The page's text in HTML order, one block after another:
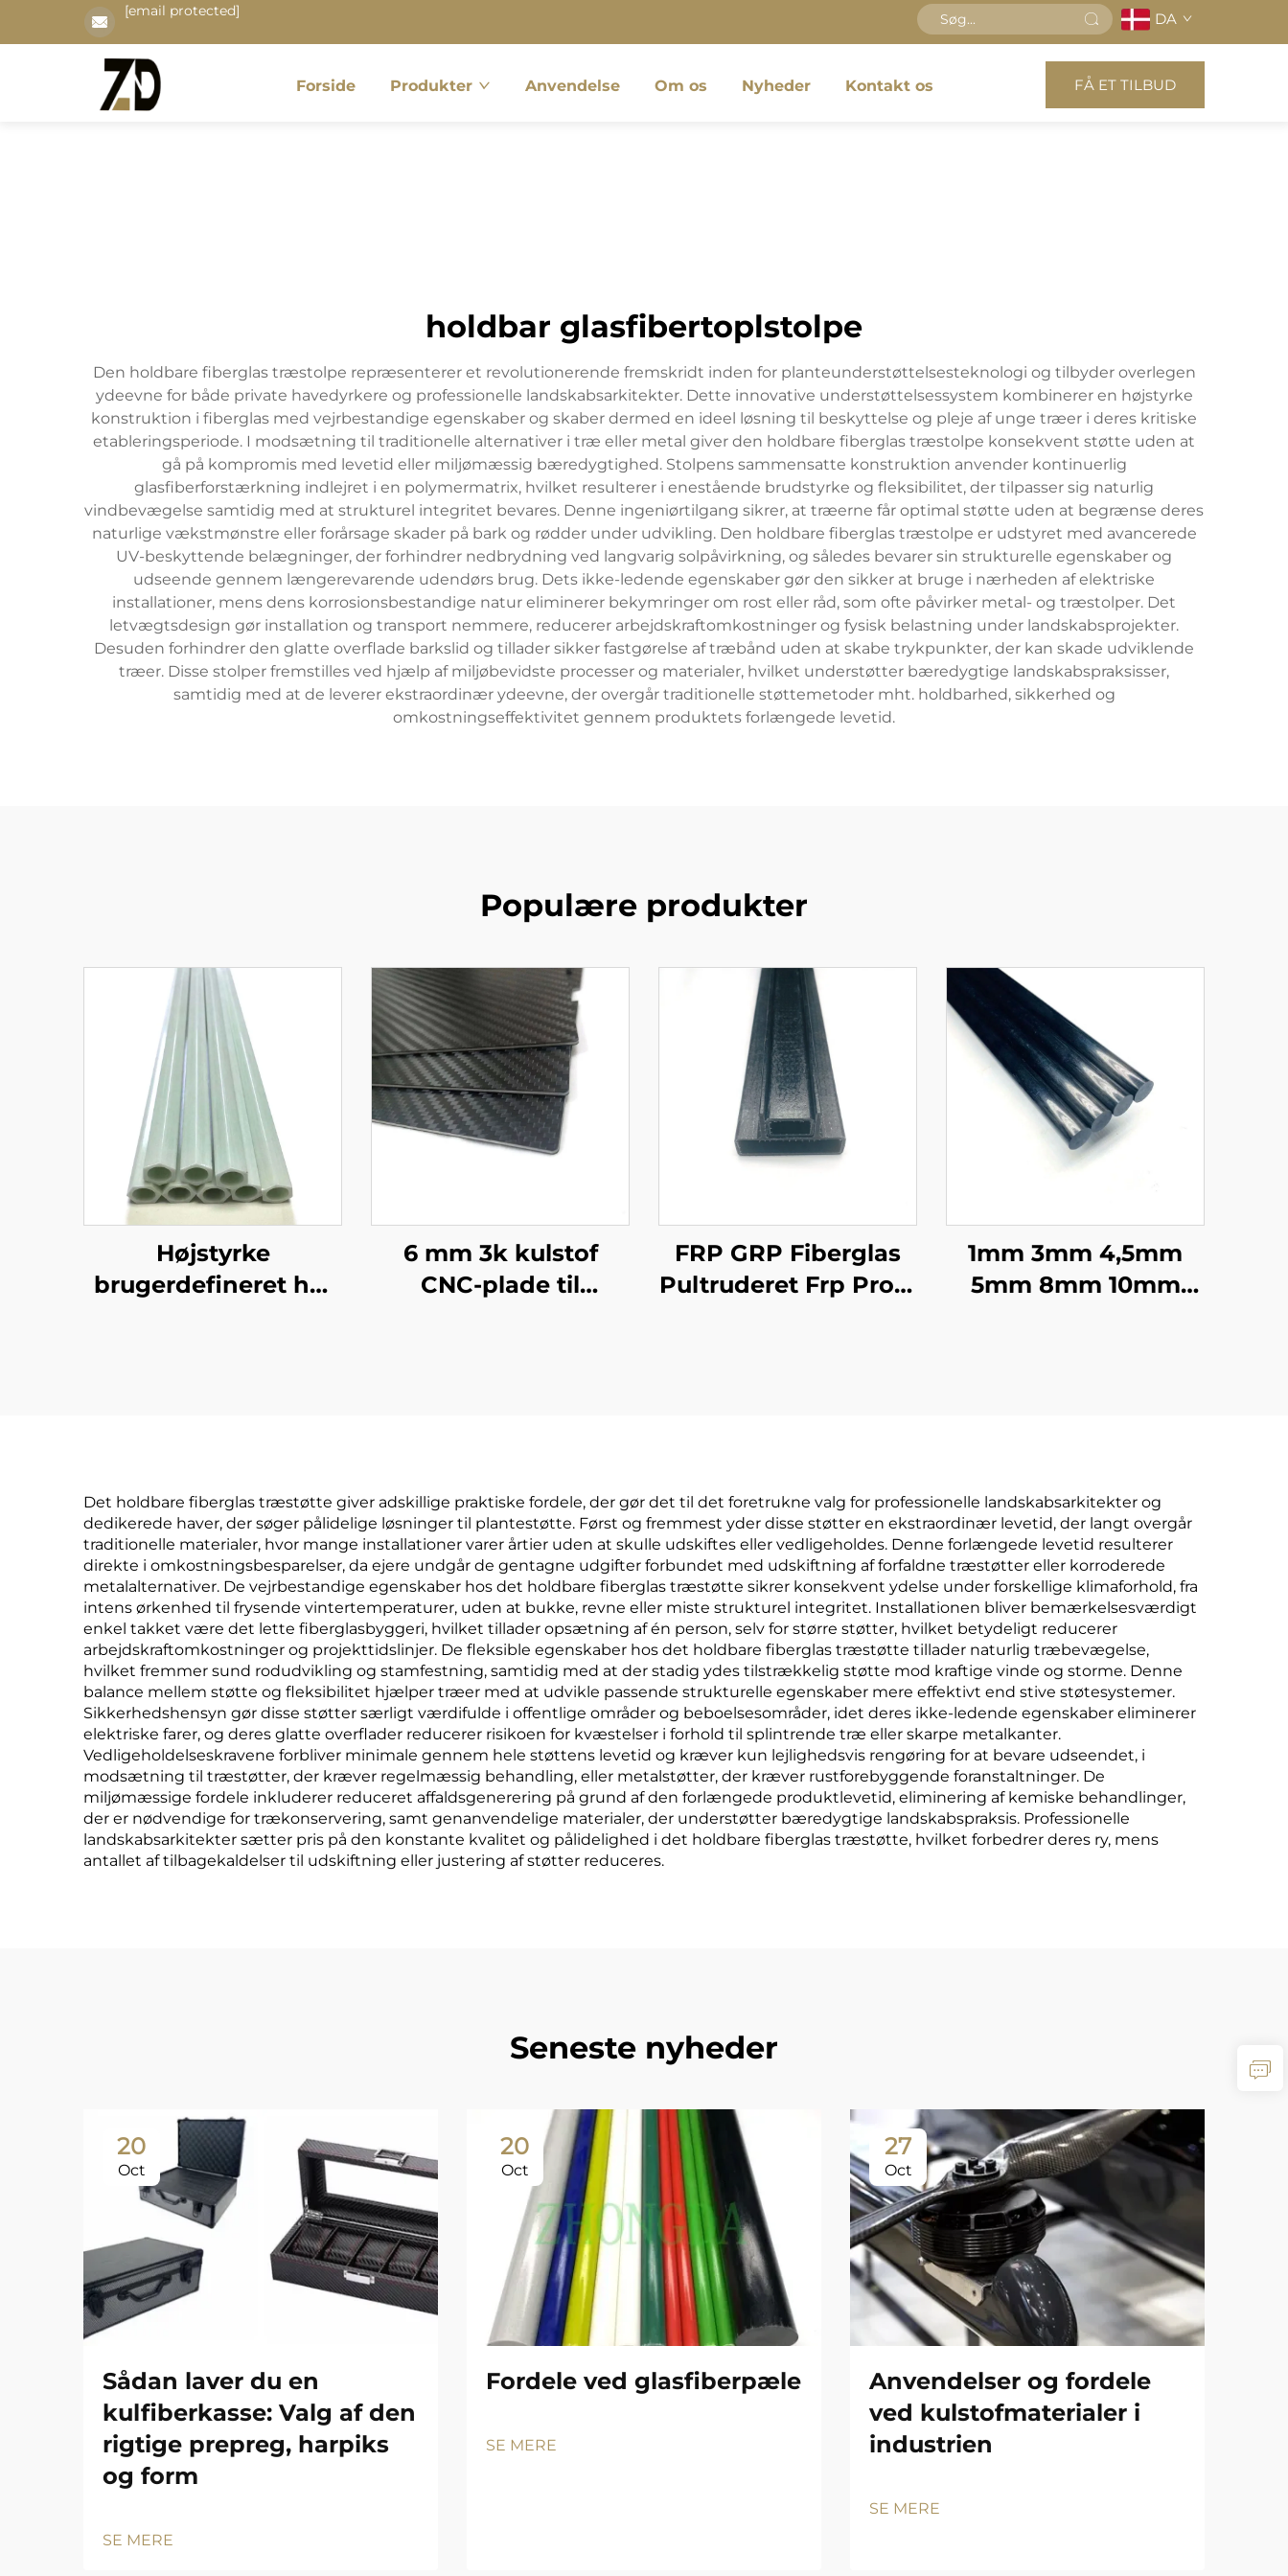
[email protected] DA
Forside Produkter Anvendelse Om os Nyheder Kontakt os FÅ ET TILBUD
holdbar glasfibertoplstolpe
Den holdbare fiberglas træstolpe repræsenterer et revolutionerende fremskridt inden for planteunderstøttelsesteknologi og tilbyder overlegen
ydeevne for både private havedyrkere og professionelle landskabsarkitekter. Dette innovative understøttelsessystem kombinerer en højstyrke
konstruktion i fiberglas med vejrbestandige egenskaber og skaber dermed en ideel løsning til beskyttelse og pleje af unge træer i deres kritiske
etableringsperiode. I modsætning til traditionelle alternativer i træ eller metal giver den holdbare fiberglas træstolpe konsekvent støtte uden at
gå på kompromis med levetid eller miljømæssig bæredygtighed. Stolpens sammensatte konstruktion anvender kontinuerlig
glasfiberforstærkning indlejret i en polymermatrix, hvilket resulterer i enestående brudstyrke og fleksibilitet, der tilpasser sig naturlig
vindbevægelse samtidig med at strukturel integritet bevares. Denne ingeniørtilgang sikrer, at træerne får optimal støtte uden at begrænse deres
naturlige vækstmønstre eller forårsage skader på bark og rødder under udvikling. Den holdbare fiberglas træstolpe er udstyret med avancerede
UV-beskyttende belægninger, der forhindrer nedbrydning ved langvarig solpåvirkning, og således bevarer sin strukturelle egenskaber og
udseende gennem længerevarende udendørs brug. Dets ikke-ledende egenskaber gør den sikker at bruge i nærheden af elektriske
installationer, mens dens korrosionsbestandige natur eliminerer bekymringer om rost eller råd, som ofte påvirker metal- og træstolper. Det
letvægtsdesign gør installation og transport nemmere, reducerer arbejdskraftomkostninger og fysisk belastning under landskabsprojekter.
Desuden forhindrer den glatte overflade barkslid og tillader sikker fastgørelse af træbånd uden at skabe trykpunkter, der kan skade udviklende
træer. Disse stolper fremstilles ved hjælp af miljøbevidste processer og materialer, hvilket understøtter bæredygtige landskabspraksisser,
samtidig med at de leverer ekstraordinær ydeevne, der overgår traditionelle støttemetoder mht. holdbarhed, sikkerhed og
omkostningseffektivitet gennem produktets forlængede levetid.
Populære produkter
Højstyrke
brugerdefineret hul
6 mm 3k kulstof
CNC-plade til
FRP GRP Fiberglas
Pultruderet Frp Profil
1mm 3mm 4,5mm
5mm 8mm 10mm
Det holdbare fiberglas træstøtte giver adskillige praktiske fordele, der gør det til det foretrukne valg for professionelle landskabsarkitekter og
dedikerede haver, der søger pålidelige løsninger til plantestøtte. Først og fremmest yder disse støtter en ekstraordinær levetid, der langt overgår
traditionelle materialer, hvor mange installationer varer årtier uden at skulle udskiftes eller vedligeholdes. Denne forlængede levetid resulterer
direkte i omkostningsbesparelser, da ejere undgår de gentagne udgifter forbundet med udskiftning af forfaldne træstøtter eller korroderede
metalalternativer. De vejrbestandige egenskaber hos det holdbare fiberglas træstøtte sikrer konsekvent ydelse under forskellige klimaforhold, fra
intens ørkenhed til frysende vintertemperaturer, uden at bukke, revne eller miste strukturel integritet. Installationen bliver bemærkelsesværdigt
enkel takket være det lette fiberglasbyggeri, hvilket tillader opsætning af én person, selv for større støtter, hvilket betydeligt reducerer
arbejdskraftomkostninger og projekttidslinjer. De fleksible egenskaber hos det holdbare fiberglas træstøtte tillader naturlig træbevægelse,
hvilket fremmer sund rodudvikling og stamfestning, samtidig med at der stadig ydes tilstrækkelig støtte mod kraftige vinde og storme. Denne
balance mellem støtte og fleksibilitet hjælper træer med at udvikle passende strukturelle egenskaber mere effektivt end stive støtesystemer.
Sikkerhedshensyn gør disse støtter særligt værdifulde i offentlige områder og beboelsesområder, idet deres ikke-ledende egenskaber eliminerer
elektriske farer, og deres glatte overflader reducerer risikoen for kvæstelser i forhold til splintrende træ eller skarpe metalkanter.
Vedligeholdelseskravene forbliver minimale gennem hele støttens levetid og kræver kun lejlighedsvis rengøring for at bevare udseendet, i
modsætning til træstøtter, der kræver regelmæssig behandling, eller metalstøtter, der kræver rustforebyggende foranstaltninger. De
miljømæssige fordele inkluderer reduceret affaldsgenerering på grund af den forlængede produktlevetid, eliminering af kemiske behandlinger,
der er nødvendige for trækonservering, samt genanvendelige materialer, der understøtter bæredygtige landskabspraksis. Professionelle
landskabsarkitekter sætter pris på den konstante kvalitet og pålidelighed i det holdbare fiberglas træstøtte, hvilket forbedrer deres ry, mens
antallet af tilbagekaldelser til udskiftning eller justering af støtter reduceres.
Seneste nyheder
20
Oct
Sådan laver du en
kulfiberkasse: Valg af den
rigtige prepreg, harpiks
og form
SE MERE
20
Oct
Fordele ved glasfiberpæle
SE MERE
27
Oct
Anvendelser og fordele
ved kulstofmaterialer i
industrien
SE MERE